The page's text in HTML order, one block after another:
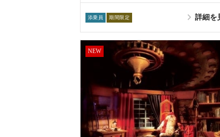
添乗員 期間限定 詳細を
NEW